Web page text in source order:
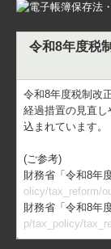
提携企業ネッ
サービス案内
デジタル化支援
創業支援・会
個人の方の相
令和8年度税
令和8年度税制改
経過措置の見直し
込まれています。
(ご参考)
財務省「令和8年
olicy/tax_reform/
財務省「令和8年
p/tax_policy/